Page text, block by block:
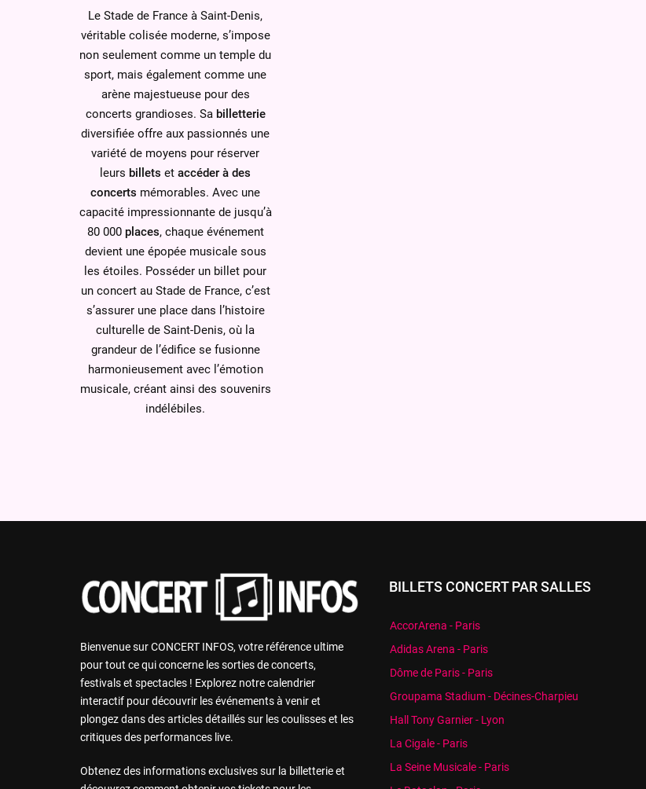
Le Stade de France à Saint-Denis,
véritable colisée moderne, s’impose
non seulement comme un temple du
sport, mais également comme une
arène majestueuse pour des
concerts grandioses. Sa billetterie
diversifiée offre aux passionnés une
variété de moyens pour réserver
leurs billets etaccéder à des
concerts mémorables. Avec une
capacité impressionnante de jusqu’à
80 000 places, chaque événement
devient une épopée musicale sous
les étoiles. Posséder un billet pour
un concert au Stade de France, c’est
s’assurer une place dans l’histoire
culturelle de Saint-Denis, où la
grandeur de l’édifice se fusionne
harmonieusement avec l’émotion
musicale, créant ainsi des souvenirs
indélébiles.
Bienvenue sur CONCERT INFOS, votre référence ultime
pour tout ce qui concerne les sorties de concerts,
festivals et spectacles ! Explorez notre calendrier
interactif pour découvrir les événements à venir et
plongez dans des articles détaillés sur les coulisses et les
critiques des performances live.
Obtenez des informations exclusives sur la billetterie et
BILLETS CONCERT PAR SALLES
AccorArena - Paris
Adidas Arena - Paris
Dôme de Paris - Paris
Groupama Stadium - Décines-Charpieu
Hall Tony Garnier - Lyon
La Cigale - Paris
La Seine Musicale - Paris